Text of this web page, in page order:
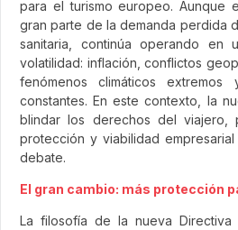
para el turismo europeo. Aunque
gran parte de la demanda perdida
sanitaria, continúa operando en
volatilidad: inflación, conflictos
fenómenos climáticos extremos
constantes. En este contexto, la
blindar los derechos del viajero,
protección y viabilidad
debate.
El gran cambio: más protección
La filosofía de la nueva